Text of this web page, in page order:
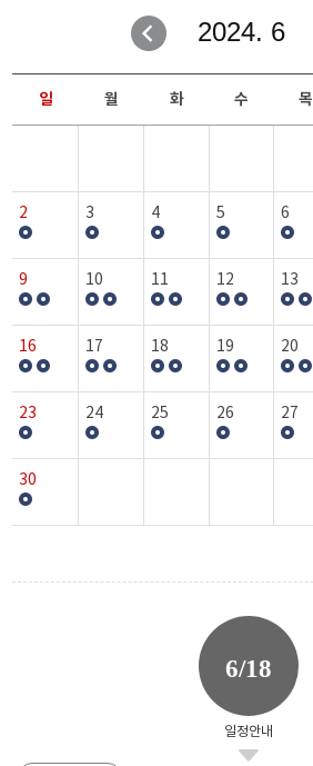
2024. 6
일 월 화 수 목
2 3 4 5 6
9 10 11 12 13
16 17 18 19 20
23 24 25 26 27
30
6/18
일정안내